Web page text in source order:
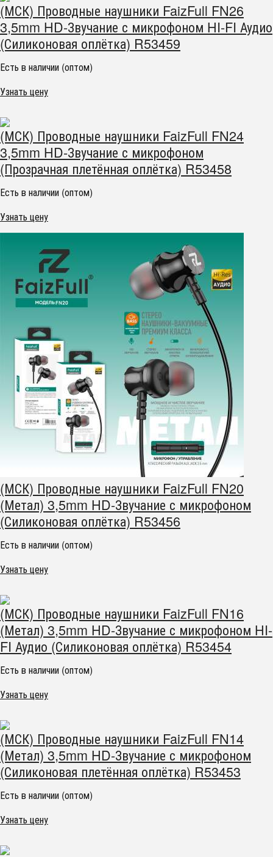
(МСК) Проводные наушники FaizFull FN26
3,5mm HD-Звучание с микрофоном HI-FI Аудио
(Силиконовая оплётка) R53459
Есть в наличии (оптом)
Узнать цену
(МСК) Проводные наушники FaizFull FN24
3,5mm HD-Звучание с микрофоном
(Прозрачная плетённая оплётка) R53458
Есть в наличии (оптом)
Узнать цену
(МСК) Проводные наушники FaizFull FN20
(Метал) 3,5mm HD-Звучание с микрофоном
(Силиконовая оплётка) R53456
Есть в наличии (оптом)
Узнать цену
(МСК) Проводные наушники FaizFull FN16
(Метал) 3,5mm HD-Звучание с микрофоном HI-
FI Аудио (Силиконовая оплётка) R53454
Есть в наличии (оптом)
Узнать цену
(МСК) Проводные наушники FaizFull FN14
(Метал) 3,5mm HD-Звучание с микрофоном
(Силиконовая плетённая оплётка) R53453
Есть в наличии (оптом)
Узнать цену